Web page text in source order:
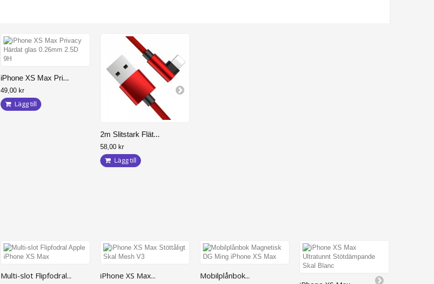
iPhone XS Max Pri...
49,00 kr
Lägg till
2m Slitstark Flät...
58,00 kr
Lägg till
Multi-slot Flipfodral... iPhone XS Max... Mobilplånbok...